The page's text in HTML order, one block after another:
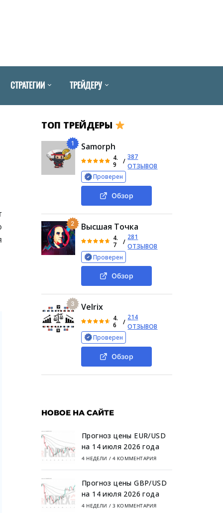
СТРАТЕГИИ ТРЕЙДЕРУ
ТОП ТРЕЙДЕРЫ
1 Samorph
4.
9
/
387
ОТЗЫВОВ
Проверен
Обзор
2 Высшая Точка
4.
7
/
281
ОТЗЫВОВ
Проверен
Обзор
3 Velrix
4.
6
/
214
ОТЗЫВОВ
Проверен
Обзор
НОВОЕ НА САЙТЕ
Прогноз цены EUR/USD
на 14 июля 2026 года
4 НЕДЕЛИ / 4 КОММЕНТАРИЯ
Прогноз цены GBP/USD
на 14 июля 2026 года
4 НЕДЕЛИ / 3 КОММЕНТАРИЯ